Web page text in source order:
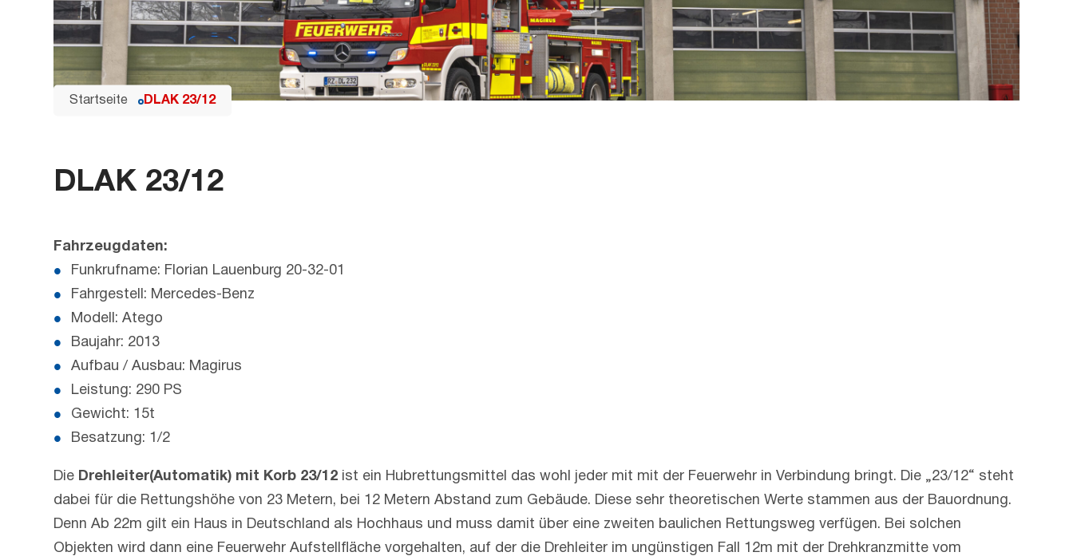
Startseite DLAK 23/12
DLAK 23/12
Fahrzeugdaten:
Funkrufname: Florian Lauenburg 20-32-01
Fahrgestell: Mercedes-Benz
Modell: Atego
Baujahr: 2013
Aufbau / Ausbau: Magirus
Leistung: 290 PS
Gewicht: 15t
Besatzung: 1/2
Die Drehleiter(Automatik) mit Korb 23/12 ist ein Hubrettungsmittel das wohl jeder mit mit der Feuerwehr in Verbindung bringt. Die „23/12“ steht
dabei für die Rettungshöhe von 23 Metern, bei 12 Metern Abstand zum Gebäude. Diese sehr theoretischen Werte stammen aus der Bauordnung.
Denn Ab 22m gilt ein Haus in Deutschland als Hochhaus und muss damit über eine zweiten baulichen Rettungsweg verfügen. Bei solchen
Objekten wird dann eine Feuerwehr Aufstellfläche vorgehalten, auf der die Drehleiter im ungünstigen Fall 12m mit der Drehkranzmitte vom